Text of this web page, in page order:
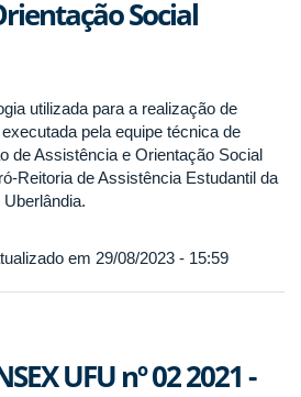
Social
utilizada para a realização de
pela equipe técnica de
de Assistência e Orientação Social
Reitoria de Assistência Estudantil da
em 29/08/2023 - 15:59
UFU nº 02 2021 -